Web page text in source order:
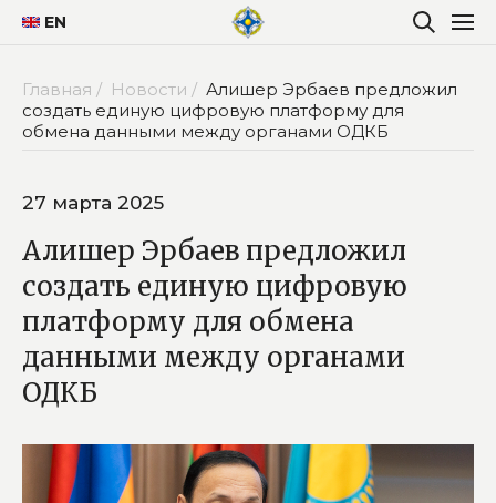
EN
Главная / Новости / Алишер Эрбаев предложил
создать единую цифровую платформу для
обмена данными между органами ОДКБ
27 марта 2025
Алишер Эрбаев предложил
создать единую цифровую
платформу для обмена
данными между органами
ОДКБ